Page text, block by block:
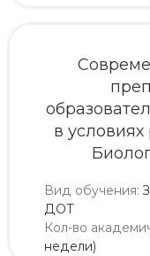
в
Вид обучения:
ДОТ
Кол-во
недели)